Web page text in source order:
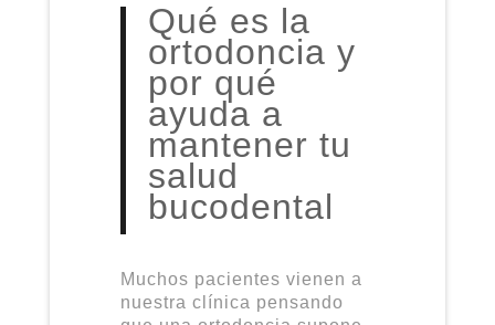
Qué es la
ortodoncia y
por qué
ayuda a
mantener tu
salud
bucodental
Muchos pacientes vienen a
nuestra clínica pensando